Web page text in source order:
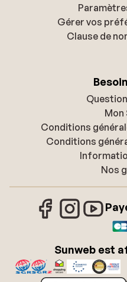
Gérer vos
Clause de
Mon
Conditions
Conditions
Nos
Sunweb est